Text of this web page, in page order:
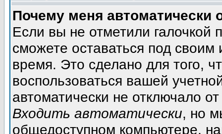
Почему меня автоматически
Если вы не отметили галочкой
сможете оставаться под
время. Это сделано для того,
воспользоваться вашей
автоматически не отключало
Входить автоматически, но
общедоступном компьютере,